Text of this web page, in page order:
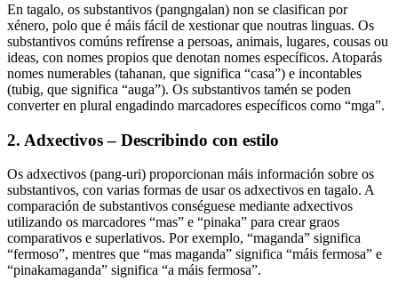
En tagalo, os substantivos (pangngalan) non se clasifican por
xénero, polo que é máis fácil de xestionar que noutras linguas. Os
substantivos comúns refírense a persoas, animais, lugares, cousas ou
ideas, con nomes propios que denotan nomes específicos. Atoparás
nomes numerables (tahanan, que significa “casa”) e incontables
(tubig, que significa “auga”). Os substantivos tamén se poden
converter en plural engadindo marcadores específicos como “mga”.
2. Adxectivos – Describindo con estilo
Os adxectivos (pang-uri) proporcionan máis información sobre os
substantivos, con varias formas de usar os adxectivos en tagalo. A
comparación de substantivos conséguese mediante adxectivos
utilizando os marcadores “mas” e “pinaka” para crear graos
comparativos e superlativos. Por exemplo, “maganda” significa
“fermoso”, mentres que “mas maganda” significa “máis fermosa” e
“pinakamaganda” significa “a máis fermosa”.